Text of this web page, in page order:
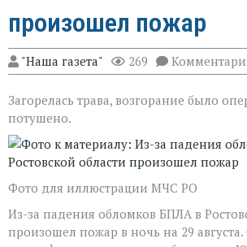
произошел пожар
"Наша газета" 269
Загорелась трава, возгорание было
потушено.
Фото для иллюстрации МЧС РО
Из-за падения обломков БПЛА в
произошел пожар в ночь на 29